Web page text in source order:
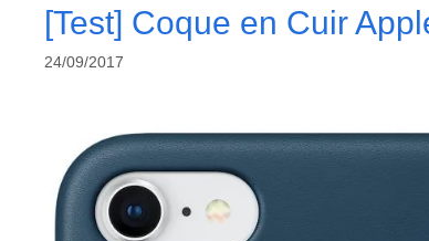
[Test] Coque en Cuir
24/09/2017